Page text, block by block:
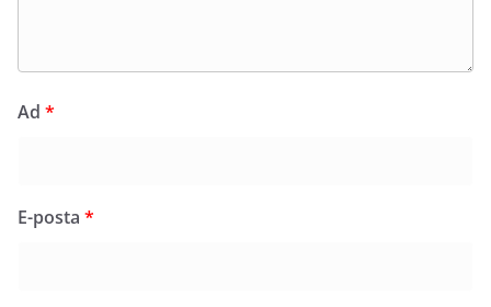
Ad *
E-posta *